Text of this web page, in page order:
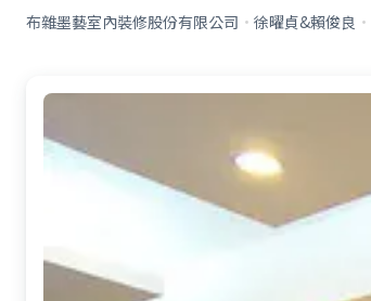
布雜墨藝室內裝修股份有限公司 · 徐曜貞&賴俊良 ·